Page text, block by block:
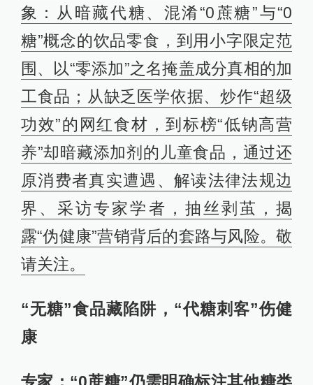
象：从暗藏代糖、混淆“0蔗糖”与“0
糖”概念的饮品零食，到用小字限定范
围、以“零添加”之名掩盖成分真相的加
工食品；从缺乏医学依据、炒作“超级
功效”的网红食材，到标榜“低钠高营
养”却暗藏添加剂的儿童食品，通过还
原消费者真实遭遇、解读法律法规边
界、采访专家学者，抽丝剥茧，揭
露“伪健康”营销背后的套路与风险。敬
请关注。
“无糖”食品藏陷阱，“代糖刺客”伤健
康